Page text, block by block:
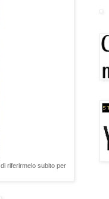
riferirmelo subito per